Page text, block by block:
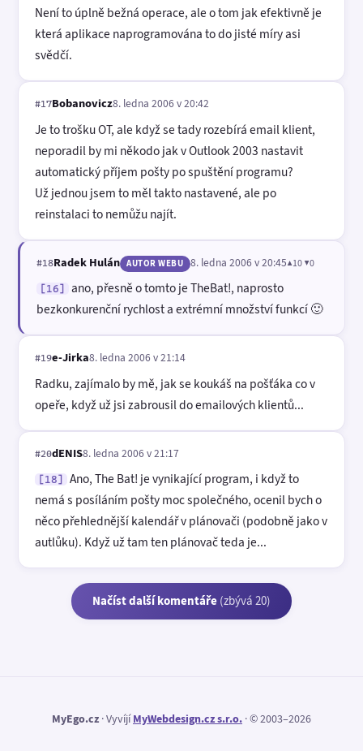
Není to úplně bežná operace, ale o tom jak efektivně je
která aplikace naprogramována to do jisté míry asi
svědčí.
#17Bobanovicz8. ledna 2006 v 20:42
Je to trošku OT, ale když se tady rozebírá email klient,
neporadil by mi někodo jak v Outlook 2003 nastavit
automatický příjem pošty po spuštění programu?
Už jednou jsem to měl takto nastavené, ale po
reinstalaci to nemůžu najít.
#18Radek Hulán AUTOR WEBU 8. ledna 2006 v 20:45▲10 ▼0
[16]
ano, přesně o tomto je TheBat!, naprosto
bezkonkurenční rychlost a extrémní množství funkcí 🙂
#19e-Jirka8. ledna 2006 v 21:14
Radku, zajímalo by mě, jak se koukáš na pošťáka co v
opeře, když už jsi zabrousil do emailových klientů...
#20dENIS8. ledna 2006 v 21:17
[18]
Ano, The Bat! je vynikající program, i když to
nemá s posíláním pošty moc společného, ocenil bych o
něco přehlednější kalendář v plánovači (podobně jako v
autlůku). Když už tam ten plánovač teda je...
Načíst další komentáře (zbývá 20)
MyEgo.cz · VyvíjíMyWebdesign.cz s.r.o. · © 2003–2026